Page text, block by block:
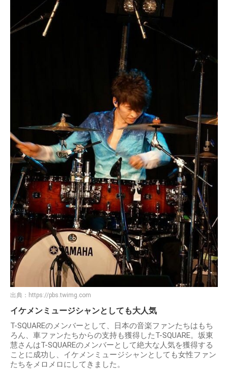
出典： https://pbs.twimg.com
イケメンミュージシャンとしても大人気
T-SQUAREのメンバーとして、日本の音楽ファンたちはもち
ろん、車ファンたちからの支持も獲得したT-SQUARE。坂東
慧さんはT-SQUAREのメンバーとして絶大な人気を獲得する
ことに成功し、イケメンミュージシャンとしても女性ファン
たちをメロメロにしてきました。